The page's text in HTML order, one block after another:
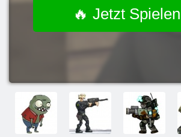
🔥 Jetzt Spielen